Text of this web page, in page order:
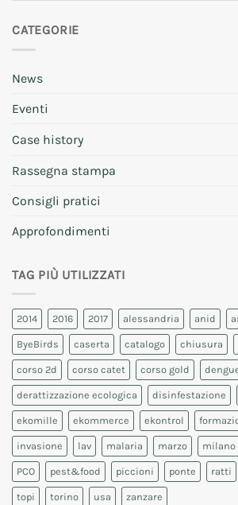
CATEGORIE
News
Eventi
Case history
Rassegna stampa
Consigli pratici
Approfondimenti
TAG PIÙ UTILIZZATI
2014 2016 2017 alessandria anid
ByeBirds caserta catalogo chiusura
corso 2d corso catet corso gold
derattizzazione ecologica disinfestazione
ekomille ekommerce ekontrol
invasione lav malaria marzo milano
PCO pest&food piccioni ponte ratti
topi torino usa zanzare